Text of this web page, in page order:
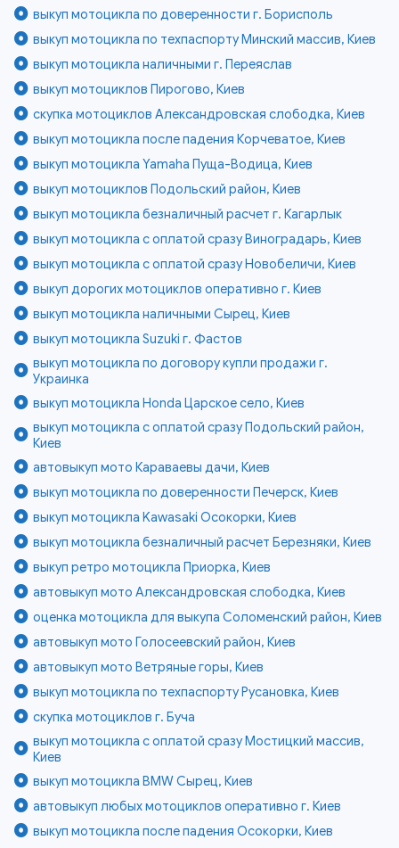
выкуп мотоцикла по доверенности г. Борисполь
выкуп мотоцикла по техпаспорту Минский массив, Киев
выкуп мотоцикла наличными г. Переяслав
выкуп мотоциклов Пирогово, Киев
скупка мотоциклов Александровская слободка, Киев
выкуп мотоцикла после падения Корчеватое, Киев
выкуп мотоцикла Yamaha Пуща-Водица, Киев
выкуп мотоциклов Подольский район, Киев
выкуп мотоцикла безналичный расчет г. Кагарлык
выкуп мотоцикла с оплатой сразу Виноградарь, Киев
выкуп мотоцикла с оплатой сразу Новобеличи, Киев
выкуп дорогих мотоциклов оперативно г. Киев
выкуп мотоцикла наличными Сырец, Киев
выкуп мотоцикла Suzuki г. Фастов
выкуп мотоцикла по договору купли продажи г.
Украинка
выкуп мотоцикла Honda Царское село, Киев
выкуп мотоцикла с оплатой сразу Подольский район,
Киев
автовыкуп мото Караваевы дачи, Киев
выкуп мотоцикла по доверенности Печерск, Киев
выкуп мотоцикла Kawasaki Осокорки, Киев
выкуп мотоцикла безналичный расчет Березняки, Киев
выкуп ретро мотоцикла Приорка, Киев
автовыкуп мото Александровская слободка, Киев
оценка мотоцикла для выкупа Соломенский район, Киев
автовыкуп мото Голосеевский район, Киев
автовыкуп мото Ветряные горы, Киев
выкуп мотоцикла по техпаспорту Русановка, Киев
скупка мотоциклов г. Буча
выкуп мотоцикла с оплатой сразу Мостицкий массив,
Киев
выкуп мотоцикла BMW Сырец, Киев
автовыкуп любых мотоциклов оперативно г. Киев
выкуп мотоцикла после падения Осокорки, Киев